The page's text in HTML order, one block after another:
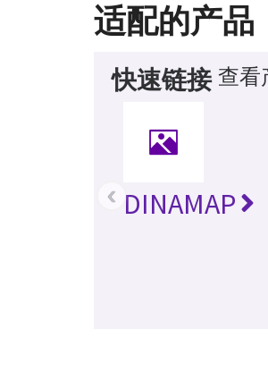
适配的产品
快速链接 查看
DINAMAP
‹